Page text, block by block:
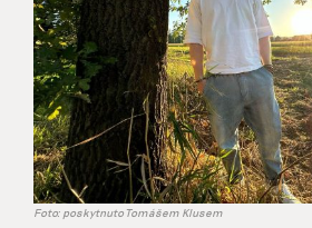
Foto: poskytnuto Tomášem Klusem